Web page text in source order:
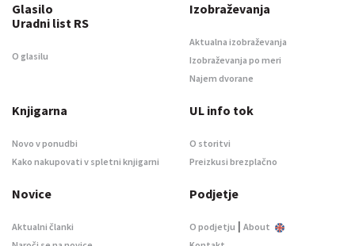
Glasilo
Uradni list RS
O glasilu
Izobraževanja
Aktualna izobraževanja
Izobraževanja po meri
Najem dvorane
Knjigarna
Novo v ponudbi
Kako nakupovati v spletni knjigarni
UL info tok
O storitvi
Preizkusi brezplačno
Novice
Aktualni članki
Podjetje
O podjetju | About